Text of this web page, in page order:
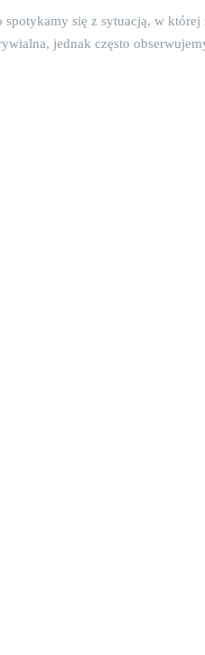
się z sytuacją, w
jednak często